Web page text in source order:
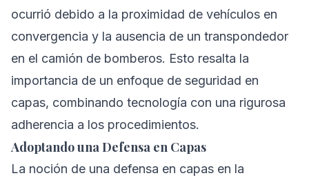
ocurrió debido a la proximidad de vehículos en
convergencia y la ausencia de un transpondedor
en el camión de bomberos. Esto resalta la
importancia de un enfoque de seguridad en
capas, combinando tecnología con una rigurosa
adherencia a los procedimientos.
Adoptando una Defensa en Capas
La noción de una defensa en capas en la